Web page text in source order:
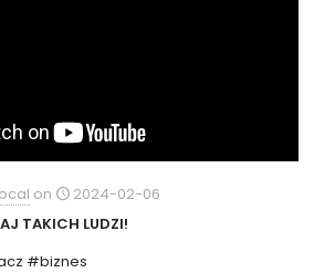
on
2024-02-06
TAKICH LUDZI!
#biznes